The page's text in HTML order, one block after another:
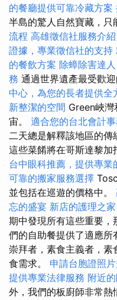
的餐廳提供可靠冷藏方案
半島的驚人自然寶藏，只
流程 高雄徵信社服務介
證據，專業徵信社的支持
的餐飲方案 除蟑除害達
務 通過世界遺產最受歡
中心，為您的長者提供全
新整潔的空間 Green峽
宙。 適合您的台北會計
二天總是解釋該地區的傳
這些菜餚將在哥斯達黎
台中眼科推薦，提供專業
可靠的搬家服務選擇
並包括在巡遊的價格中。
忘的盛宴 新店的護理之
期中發現所有這些重要
們的自助餐提供了適應所
崇拜者，素食主義者，
食需求。 申請台胞證照
提供專業法律服務 附近
外，我們的板廚師非常